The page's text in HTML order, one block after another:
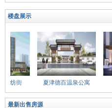
楼盘展示
纺街 夏津德百温泉公寓
最新出售房源